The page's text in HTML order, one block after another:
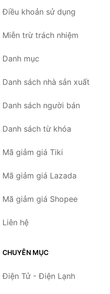
Điều khoản sử dụng
Miễn trừ trách nhiệm
Danh mục
Danh sách nhà sản xuất
Danh sách người bán
Danh sách từ khóa
Mã giảm giá Tiki
Mã giảm giá Lazada
Mã giảm giá Shopee
Liên hệ
CHUYÊN MỤC
Điện Tử - Điện Lạnh